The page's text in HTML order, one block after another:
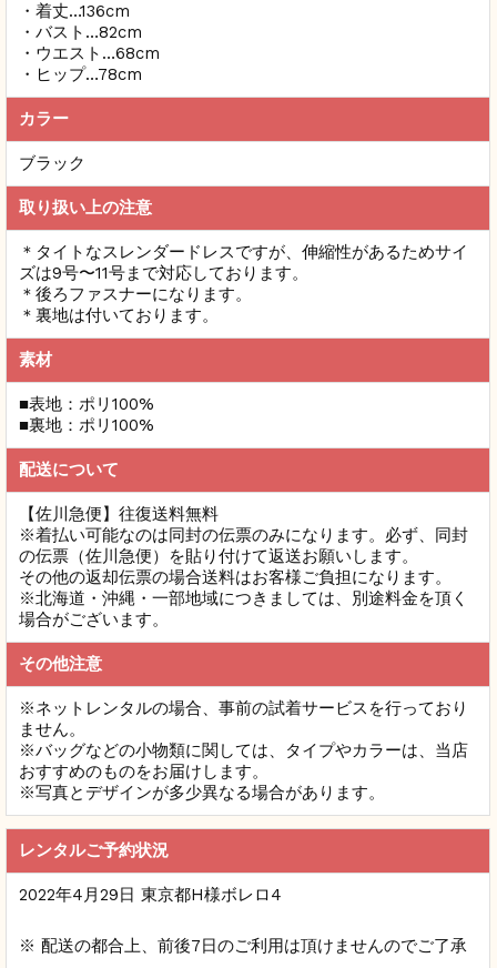
・着丈…136cm
・バスト…82cm
・ウエスト…68cm
・ヒップ…78cm
カラー
ブラック
取り扱い上の注意
＊タイトなスレンダードレスですが、伸縮性があるためサイ
ズは9号〜11号まで対応しております。
＊後ろファスナーになります。
＊裏地は付いております。
素材
■表地：ポリ100%
■裏地：ポリ100%
配送について
【佐川急便】往復送料無料
※着払い可能なのは同封の伝票のみになります。 必ず、同封
の伝票（佐川急便）を貼り付けて返送お願いします。
その他の返却伝票の場合送料はお客様ご負担になります。
※北海道・沖縄・一部地域につきましては、別途料金を頂く
場合がございます。
その他注意
※ネットレンタルの場合、事前の試着サービスを行っており
ません。
※バッグなどの小物類に関しては、タイプやカラーは、当店
おすすめのものをお届けします。
※写真とデザインが多少異なる場合があります。
レンタルご予約状況
2022年4月29日 東京都H様ボレロ4
※ 配送の都合上、前後7日のご利用は頂けませんのでご了承